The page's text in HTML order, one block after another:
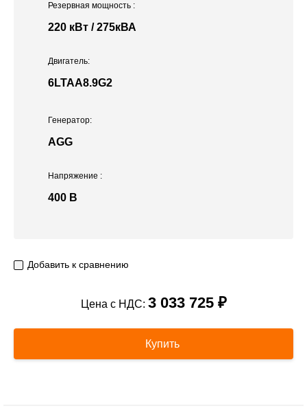
Двигатель:
6LTAA8.9G2
Напряжение :
400 В
Резервная мощность :
220 кВт / 275кВА
Генератор:
AGG
Добавить к сравнению
Цена с НДС: 3 033 725 ₽
Купить